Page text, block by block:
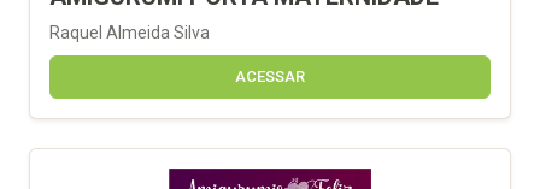
Raquel Almeida Silva
ACESSAR